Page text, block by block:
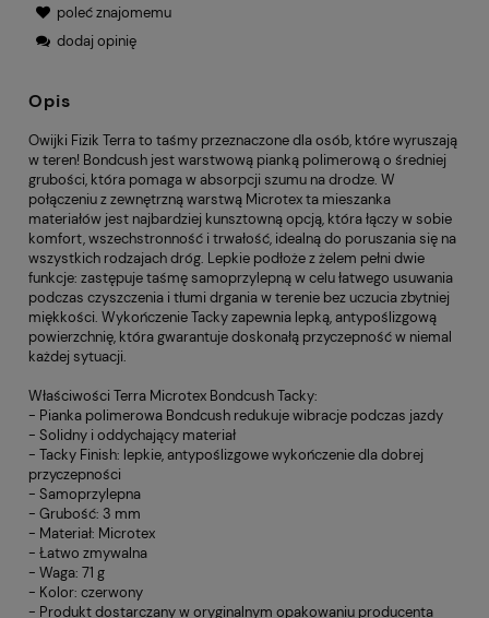
poleć znajomemu
dodaj opinię
Opis
Owijki Fizik Terra to taśmy przeznaczone dla osób, które wyruszają
w teren! Bondcush jest warstwową pianką polimerową o średniej
grubości, która pomaga w absorpcji szumu na drodze. W
połączeniu z zewnętrzną warstwą Microtex ta mieszanka
materiałów jest najbardziej kunsztowną opcją, która łączy w sobie
komfort, wszechstronność i trwałość, idealną do poruszania się na
wszystkich rodzajach dróg. Lepkie podłoże z żelem pełni dwie
funkcje: zastępuje taśmę samoprzylepną w celu łatwego usuwania
podczas czyszczenia i tłumi drgania w terenie bez uczucia zbytniej
miękkości. Wykończenie Tacky zapewnia lepką, antypoślizgową
powierzchnię, która gwarantuje doskonałą przyczepność w niemal
każdej sytuacji.
Właściwości Terra Microtex Bondcush Tacky:
- Pianka polimerowa Bondcush redukuje wibracje podczas jazdy
- Solidny i oddychający materiał
- Tacky Finish: lepkie, antypoślizgowe wykończenie dla dobrej
przyczepności
- Samoprzylepna
- Grubość: 3 mm
- Materiał: Microtex
- Łatwo zmywalna
- Waga: 71 g
- Kolor: czerwony
- Produkt dostarczany w oryginalnym opakowaniu producenta